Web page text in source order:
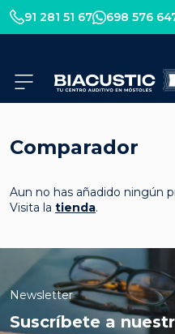
91 281 51 67 698 576
Comparador
Aun no has añadido ningún
Visita la tienda.
Newsletter
Suscríbete a